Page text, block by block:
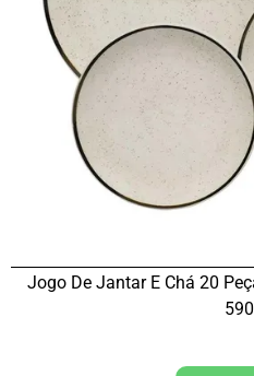
Jogo De Jantar E Chá 20